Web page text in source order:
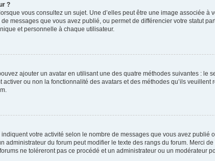
?
vous consultez un sujet. Une d’elles peut être une image associée
messages que vous avez publié, ou permet de différencier votre statut
et personnelle à chaque utilisateur.
ajouter un avatar en utilisant une des quatre méthodes suivantes : le
ou non la fonctionnalité des avatars et des méthodes qu’ils
votre activité selon le nombre de messages que vous avez
administrateur du forum peut modifier le texte des rangs du forum. Merci
ne toléreront pas ce procédé et un administrateur ou un modérateur